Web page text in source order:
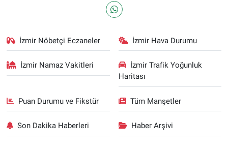
İzmir Nöbetçi Eczaneler İzmir Hava Durumu
İzmir Namaz Vakitleri
İzmir Trafik Yoğunluk
Haritası
Puan Durumu ve Fikstür Tüm Manşetler
Son Dakika Haberleri Haber Arşivi